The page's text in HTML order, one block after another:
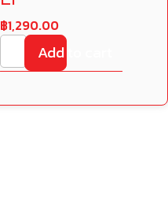
฿1,290.00
Add to cart